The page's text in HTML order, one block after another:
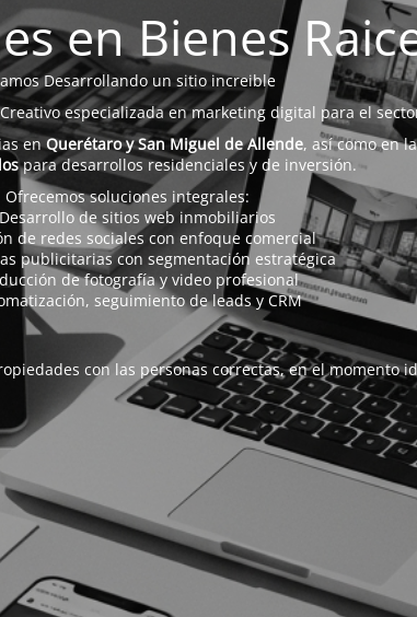
en Bienes
Desarrollando un sitio increible
especializada en marketing digital para el
enQuerétaro y San Miguel de Allende, así como en
para desarrollos residenciales y de inversión.
Ofrecemos soluciones integrales:
de sitios web inmobiliarios
de redes sociales con enfoque comercial
publicitarias con segmentación estratégica
de fotografía y video profesional
seguimiento de leads y CRM
con las personas correctas, en el momento